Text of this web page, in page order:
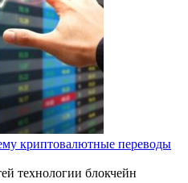
криптовалютные переводы
технологии блокчейн